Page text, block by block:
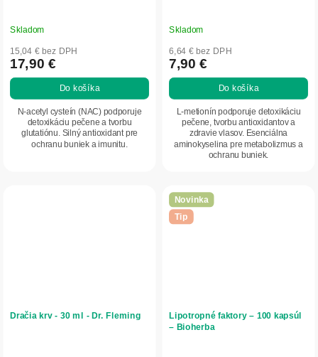
Skladom
15,04 € bez DPH
17,90 €
Do košíka
N-acetyl cysteín (NAC) podporuje
detoxikáciu pečene a tvorbu
glutatiónu. Silný antioxidant pre
ochranu buniek a imunitu.
Skladom
6,64 € bez DPH
7,90 €
Do košíka
L-metionín podporuje detoxikáciu
pečene, tvorbu antioxidantov a
zdravie vlasov. Esenciálna
aminokyselina pre metabolizmus a
ochranu buniek.
Dračia krv - 30 ml - Dr. Fleming
Novinka
Tip
Lipotropné faktory – 100 kapsúl
– Bioherba